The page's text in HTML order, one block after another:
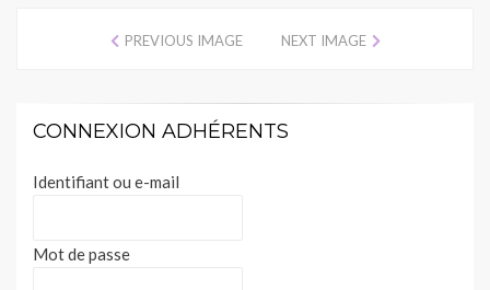
PREVIOUS IMAGE NEXT IMAGE
CONNEXION ADHÉRENTS
Identifiant ou e-mail
Mot de passe